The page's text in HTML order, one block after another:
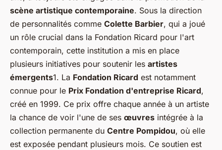
scène artistique contemporaine. Sous la direction
de personnalités comme Colette Barbier, qui a joué
un rôle crucial dans la Fondation Ricard pour l'art
contemporain, cette institution a mis en place
plusieurs initiatives pour soutenir les artistes
émergents1. La Fondation Ricard est notamment
connue pour le Prix Fondation d'entreprise Ricard,
créé en 1999. Ce prix offre chaque année à un artiste
la chance de voir l'une de ses œuvres intégrée à la
collection permanente du Centre Pompidou, où elle
est exposée pendant plusieurs mois. Ce soutien est